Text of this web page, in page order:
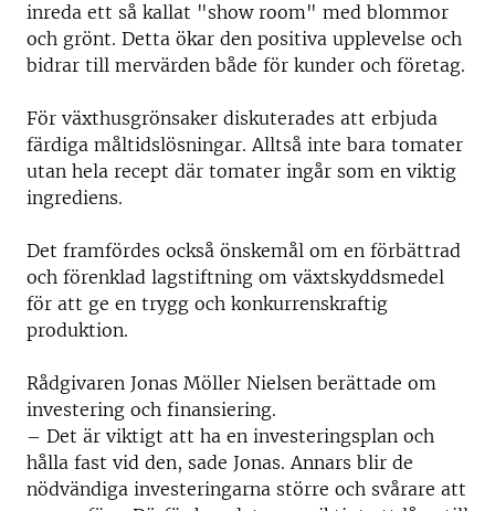
inreda ett så kallat "show room" med blommor
och grönt. Detta ökar den positiva upplevelse och
bidrar till mervärden både för kunder och företag.
För växthusgrönsaker diskuterades att erbjuda
färdiga måltidslösningar. Alltså inte bara tomater
utan hela recept där tomater ingår som en viktig
ingrediens.
Det framfördes också önskemål om en förbättrad
och förenklad lagstiftning om växtskyddsmedel
för att ge en trygg och konkurrenskraftig
produktion.
Rådgivaren Jonas Möller Nielsen berättade om
investering och finansiering.
– Det är viktigt att ha en investeringsplan och
hålla fast vid den, sade Jonas. Annars blir de
nödvändiga investeringarna större och svårare att